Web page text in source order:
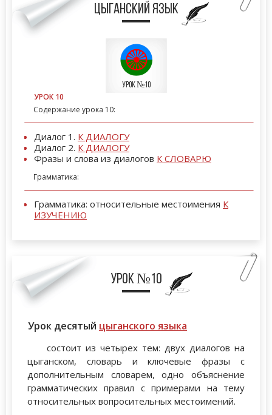
цыганский язык
Урок №10
УРОК 10
Содержание урока 10:
Диалог 1. К ДИАЛОГУ
Диалог 2. К ДИАЛОГУ
Фразы и слова из диалогов К СЛОВАРЮ
Грамматика:
Грамматика: относительные местоимения К
ИЗУЧЕНИЮ
Урок №10
Урок десятый цыганского языка
состоит из четырех тем: двух диалогов на
цыганском, словарь и ключевые фразы с
дополнительным словарем, одно объяснение
грамматических правил с примерами на тему
относительных вопросительных местоимений.